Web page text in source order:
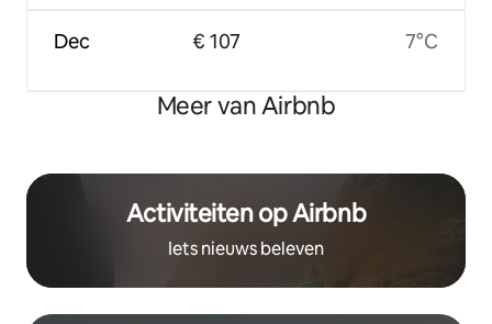
Dec € 107 7°C
Meer van Airbnb
Activiteiten op Airbnb
Iets nieuws beleven